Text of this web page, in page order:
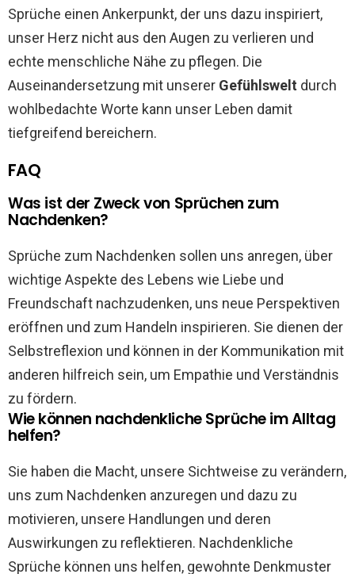
Sprüche einen Ankerpunkt, der uns dazu inspiriert,
unser Herz nicht aus den Augen zu verlieren und
echte menschliche Nähe zu pflegen. Die
Auseinandersetzung mit unserer Gefühlswelt durch
wohlbedachte Worte kann unser Leben damit
tiefgreifend bereichern.
FAQ
Was ist der Zweck von Sprüchen zum
Nachdenken?
Sprüche zum Nachdenken sollen uns anregen, über
wichtige Aspekte des Lebens wie Liebe und
Freundschaft nachzudenken, uns neue Perspektiven
eröffnen und zum Handeln inspirieren. Sie dienen der
Selbstreflexion und können in der Kommunikation mit
anderen hilfreich sein, um Empathie und Verständnis
zu fördern.
Wie können nachdenkliche Sprüche im Alltag
helfen?
Sie haben die Macht, unsere Sichtweise zu verändern,
uns zum Nachdenken anzuregen und dazu zu
motivieren, unsere Handlungen und deren
Auswirkungen zu reflektieren. Nachdenkliche
Sprüche können uns helfen, gewohnte Denkmuster